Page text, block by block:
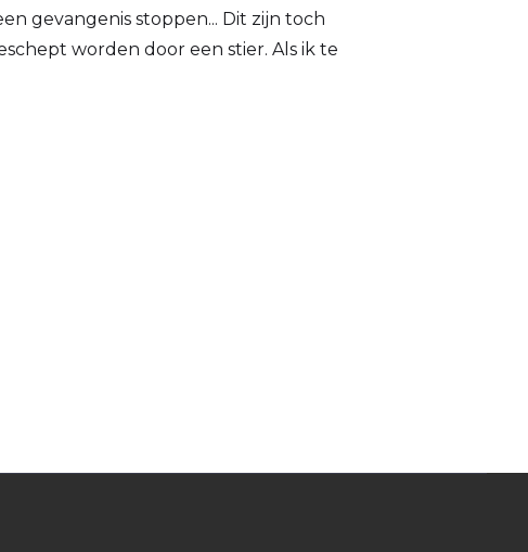
gevangenis stoppen... Dit zijn toch
worden door een stier. Als ik te